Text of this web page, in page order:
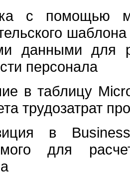
с помощью
данными для
персонала
в таблицу
трудозатрат
в
для